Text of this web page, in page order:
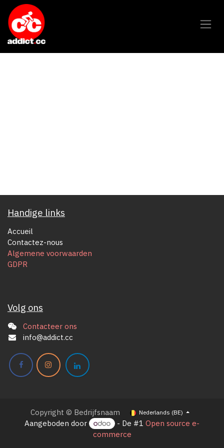
Overslaan naar inhoud
Handige links
Accueil
Contactez-nous
Algemene voorwaarden
GDPR
Volg ons
Contacteer ons
info@addict.cc
Copyright © Bedrijfsnaam Nederlands (BE)
Aangeboden door - De #1 Open source e-
commerce